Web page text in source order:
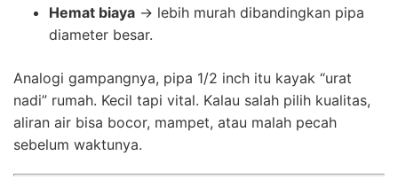
Hemat biaya → lebih murah dibandingkan pipa
diameter besar.
Analogi gampangnya, pipa 1/2 inch itu kayak “urat
nadi” rumah. Kecil tapi vital. Kalau salah pilih kualitas,
aliran air bisa bocor, mampet, atau malah pecah
sebelum waktunya.